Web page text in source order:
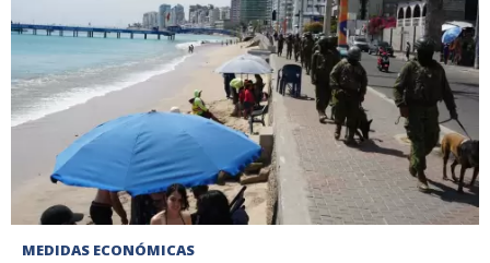
MEDIDAS ECONÓMICAS